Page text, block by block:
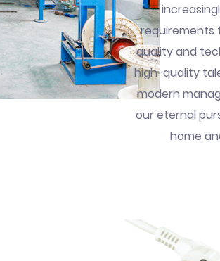
requirements
quality and
high-quality
modern
our eternal
home